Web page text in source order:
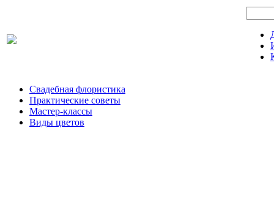
Свадебная флористика
Практические советы
Мастер-классы
Виды цветов